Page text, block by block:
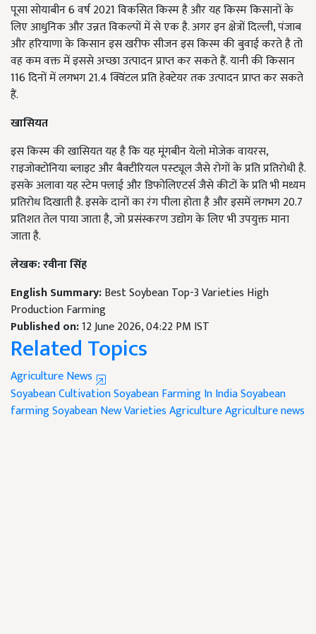
पूसा सोयाबीन 6 वर्ष 2021 विकसित किस्म है और यह किस्म किसानों के
लिए आधुनिक और उन्नत विकल्पों में से एक है. अगर इन क्षेत्रों दिल्ली, पंजाब
और हरियाणा के किसान इस खरीफ सीजन इस किस्म की बुवाई करते है तो
वह कम वक्त में इससे अच्छा उत्पादन प्राप्त कर सकते हैं. यानी की किसान
116 दिनों में लगभग 21.4 क्विंटल प्रति हेक्टेयर तक उत्पादन प्राप्त कर सकते
हैं.
खासियत
इस किस्म की खासियत यह है कि यह मूंगबीन येलो मोजेक वायरस,
राइजोक्टोनिया ब्लाइट और बैक्टीरियल पस्ट्यूल जैसे रोगों के प्रति प्रतिरोधी है.
इसके अलावा यह स्टेम फ्लाई और डिफोलिएटर्स जैसे कीटों के प्रति भी मध्यम
प्रतिरोध दिखाती है. इसके दानों का रंग पीला होता है और इसमें लगभग 20.7
प्रतिशत तेल पाया जाता है, जो प्रसंस्करण उद्योग के लिए भी उपयुक्त माना
जाता है.
लेखक: रवीना सिंह
English Summary:Best Soybean Top-3 Varieties High
Production Farming
Published on:12 June 2026, 04:22 PM IST
Related Topics
Agriculture News
Soyabean CultivationSoyabean Farming In IndiaSoyabean
farmingSoyabean New VarietiesAgricultureAgriculture news